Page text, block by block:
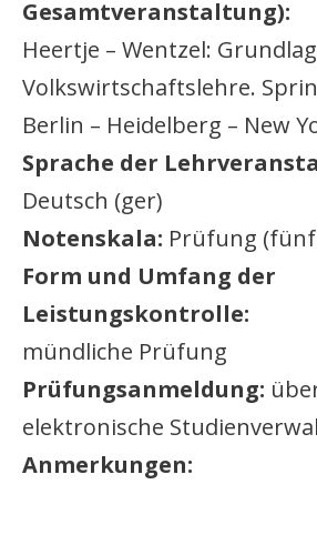
Gesamtveranstaltung):
Heertje – Wentzel:
Volkswirtschaftslehre.
Berlin – Heidelberg – New
Sprache der
Deutsch (ger)
Notenskala: Prüfung
Form und Umfang der
Leistungskontrolle:
mündliche Prüfung
Prüfungsanmeldung:
elektronische
Anmerkungen: